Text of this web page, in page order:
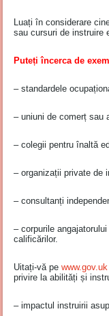
Luați în considerare
sau cursuri de instruire
Puteți încerca de
– standardele
– uniuni de comerț sau
– colegii pentru înaltă
– organizații private de
– consultanți
– corpurile
calificărilor.
Uitați-vă pewww.gov.uk
privire la abilități și
– impactul instruirii